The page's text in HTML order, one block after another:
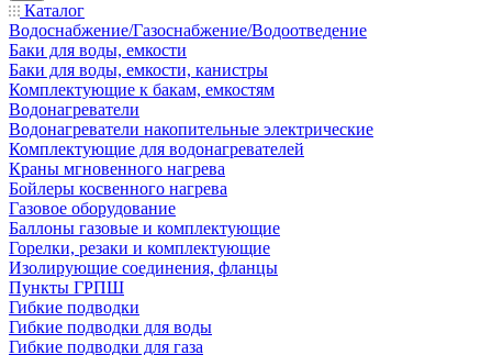
Каталог
Водоснабжение/Газоснабжение/Водоотведение
Баки для воды, емкости
Баки для воды, емкости, канистры
Комплектующие к бакам, емкостям
Водонагреватели
Водонагреватели накопительные электрические
Комплектующие для водонагревателей
Краны мгновенного нагрева
Бойлеры косвенного нагрева
Газовое оборудование
Баллоны газовые и комплектующие
Горелки, резаки и комплектующие
Изолирующие соединения, фланцы
Пункты ГРПШ
Гибкие подводки
Гибкие подводки для воды
Гибкие подводки для газа